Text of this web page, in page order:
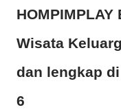
HOMPIMPLAY
Wisata
dan lengkap
6